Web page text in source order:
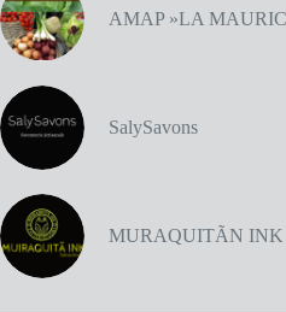
AMAP »LA
SalySavons
MURAQUITÃN INK